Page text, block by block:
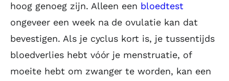
hoog genoeg zijn. Alleen een bloedtest
ongeveer een week na de ovulatie kan dat
bevestigen. Als je cyclus kort is, je tussentijds
bloedverlies hebt vóór je menstruatie, of
moeite hebt om zwanger te worden, kan een